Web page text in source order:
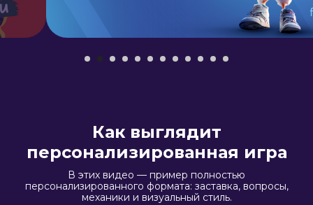
Как выглядит
персонализированная игра
В этих видео — пример полностью
персонализированного формата: заставка, вопросы,
механики и визуальный стиль.